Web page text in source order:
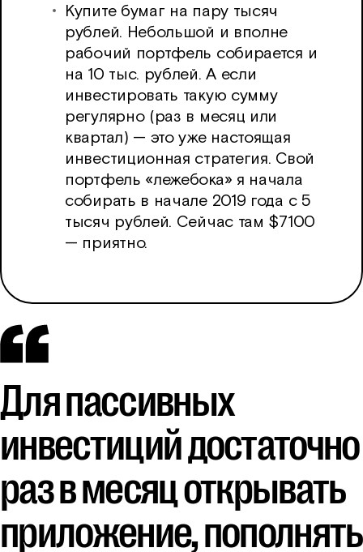
Купите бумаг на пару тысяч
рублей. Небольшой и вполне
рабочий портфель собирается и
на 10 тыс. рублей. А если
инвестировать такую сумму
регулярно (раз в месяц или
квартал) — это уже настоящая
инвестиционная стратегия. Свой
портфель «лежебока» я начала
собирать в начале 2019 года с 5
тысяч рублей. Сейчас там $7100
— приятно.
Для пассивных
инвестиций достаточно
раз в месяц открывать
приложение, пополнять